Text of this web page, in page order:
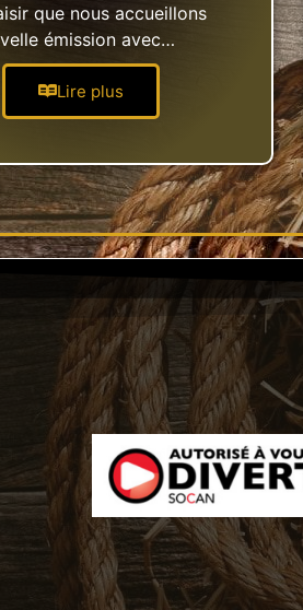
que nous accueillons
émission avec…
Lire plus